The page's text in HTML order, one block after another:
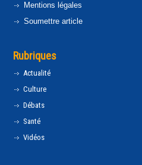
Mentions légales
Soumettre article
Rubriques
Actualité
Culture
Débats
Santé
Vidéos